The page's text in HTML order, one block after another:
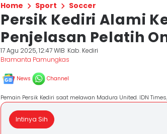
Home Sport Soccer
Persik Kediri Alami
Penjelasan Pelatih
17 Agu 2025, 12:47 WIB Kab. Kediri
Bramanta Pamungkas
News Channel
Pemain Persik Kediri saat melawan Madura United. IDN
Intinya Sih